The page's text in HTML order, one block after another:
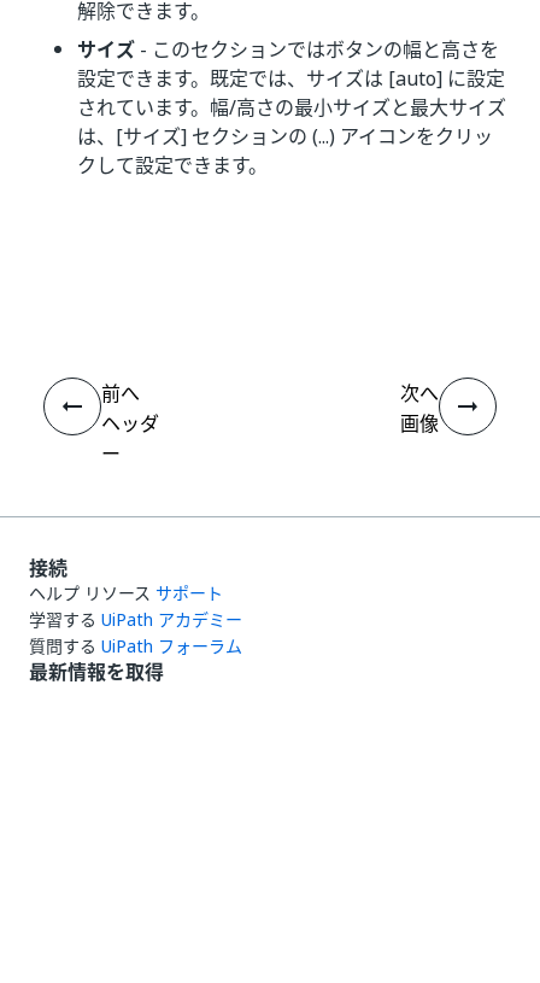
解除できます。
サイズ - このセクションではボタンの幅と高さを
設定できます。既定では、サイズは [auto] に設定
されています。幅/高さの最小サイズと最大サイズ
は、[サイズ] セクションの (...) アイコンをクリッ
クして設定できます。
前へ
ヘッダ
ー
次へ
画像
接続
ヘルプ リソース サポート
学習する UiPath アカデミー
質問する UiPath フォーラム
最新情報を取得